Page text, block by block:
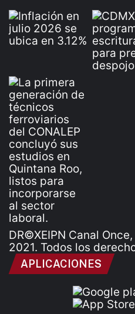
DR©XEIPN Canal
2021. Todos los
APLICACIONES